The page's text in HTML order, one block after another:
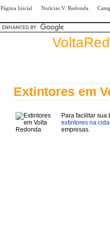
Página Inicial Notícias V. Redonda
Extintores em
Para facilitar sua
extintores na
empresas.